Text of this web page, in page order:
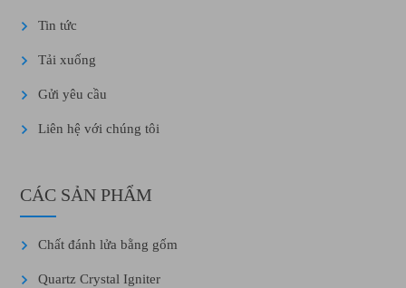
Tin tức
Tải xuống
Gửi yêu cầu
Liên hệ với chúng tôi
CÁC SẢN PHẨM
Chất đánh lửa bằng gốm
Quartz Crystal Igniter